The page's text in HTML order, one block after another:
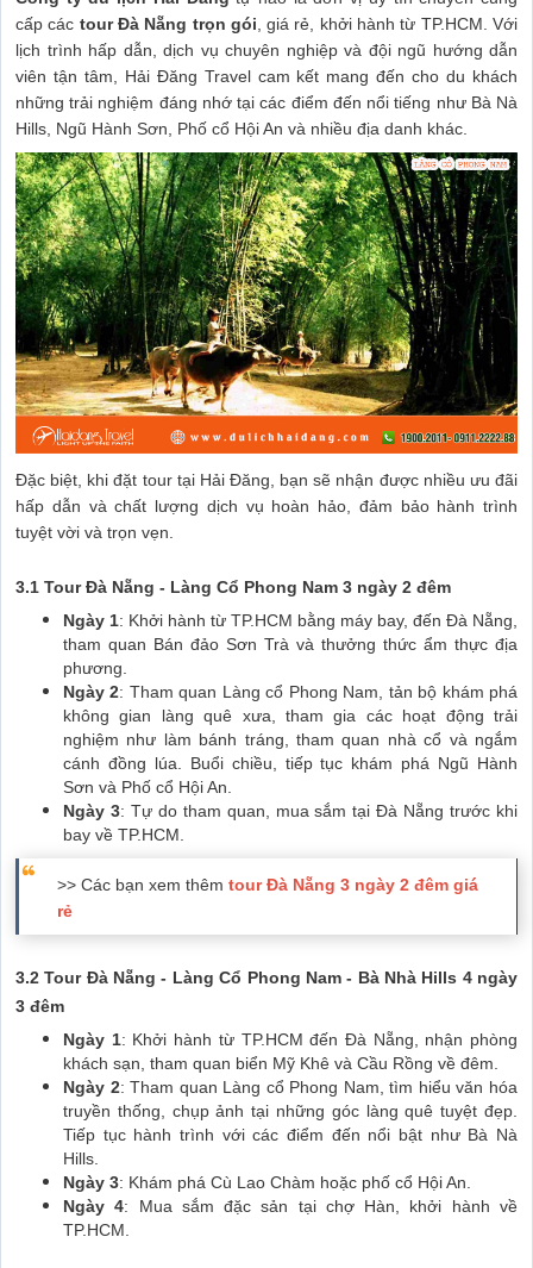
cấp các tour Đà Nẵng trọn gói, giá rẻ, khởi hành từ TP.HCM. Với
lịch trình hấp dẫn, dịch vụ chuyên nghiệp và đội ngũ hướng dẫn
viên tận tâm, Hải Đăng Travel cam kết mang đến cho du khách
những trải nghiệm đáng nhớ tại các điểm đến nổi tiếng như Bà Nà
Hills, Ngũ Hành Sơn, Phố cổ Hội An và nhiều địa danh khác.
Đặc biệt, khi đặt tour tại Hải Đăng, bạn sẽ nhận được nhiều ưu đãi
hấp dẫn và chất lượng dịch vụ hoàn hảo, đảm bảo hành trình
tuyệt vời và trọn vẹn.
3.1 Tour Đà Nẵng - Làng Cổ Phong Nam 3 ngày 2 đêm
Ngày 1: Khởi hành từ TP.HCM bằng máy bay, đến Đà Nẵng,
tham quan Bán đảo Sơn Trà và thưởng thức ẩm thực địa
phương.
Ngày 2: Tham quan Làng cổ Phong Nam, tản bộ khám phá
không gian làng quê xưa, tham gia các hoạt động trải
nghiệm như làm bánh tráng, tham quan nhà cổ và ngắm
cánh đồng lúa. Buổi chiều, tiếp tục khám phá Ngũ Hành
Sơn và Phố cổ Hội An.
Ngày 3: Tự do tham quan, mua sắm tại Đà Nẵng trước khi
bay về TP.HCM.
>> Các bạn xem thêm tour Đà Nẵng 3 ngày 2 đêm giá
rẻ
3.2 Tour Đà Nẵng - Làng Cổ Phong Nam - Bà Nhà Hills 4 ngày
3 đêm
Ngày 1: Khởi hành từ TP.HCM đến Đà Nẵng, nhận phòng
khách sạn, tham quan biển Mỹ Khê và Cầu Rồng về đêm.
Ngày 2: Tham quan Làng cổ Phong Nam, tìm hiểu văn hóa
truyền thống, chụp ảnh tại những góc làng quê tuyệt đẹp.
Tiếp tục hành trình với các điểm đến nổi bật như Bà Nà
Hills.
Ngày 3: Khám phá Cù Lao Chàm hoặc phố cổ Hội An.
Ngày 4: Mua sắm đặc sản tại chợ Hàn, khởi hành về
TP.HCM.